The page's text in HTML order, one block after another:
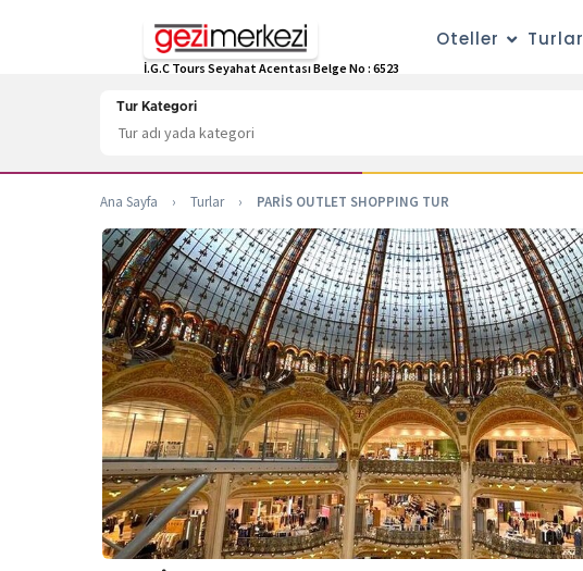
İ.G.C Tours Seyahat Acentası Belge No : 6523
Oteller Turlar
Tur Kategori
Ana Sayfa › Turlar › PARİS OUTLET SHOPPING TUR